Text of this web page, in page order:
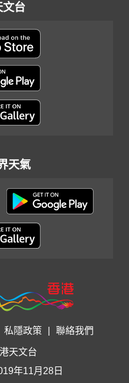
文台
天氣
私隱政策 聯絡我們
天文台
年11月28日